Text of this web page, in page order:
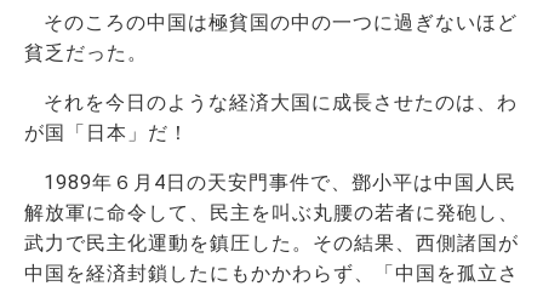
そのころの中国は極貧国の中の一つに過ぎないほど
貧乏だった。
それを今日のような経済大国に成長させたのは、わ
が国「日本」だ！
1989年６月4日の天安門事件で、鄧小平は中国人民
解放軍に命令して、民主を叫ぶ丸腰の若者に発砲し、
武力で民主化運動を鎮圧した。その結果、西側諸国が
中国を経済封鎖したにもかかわらず、「中国を孤立さ